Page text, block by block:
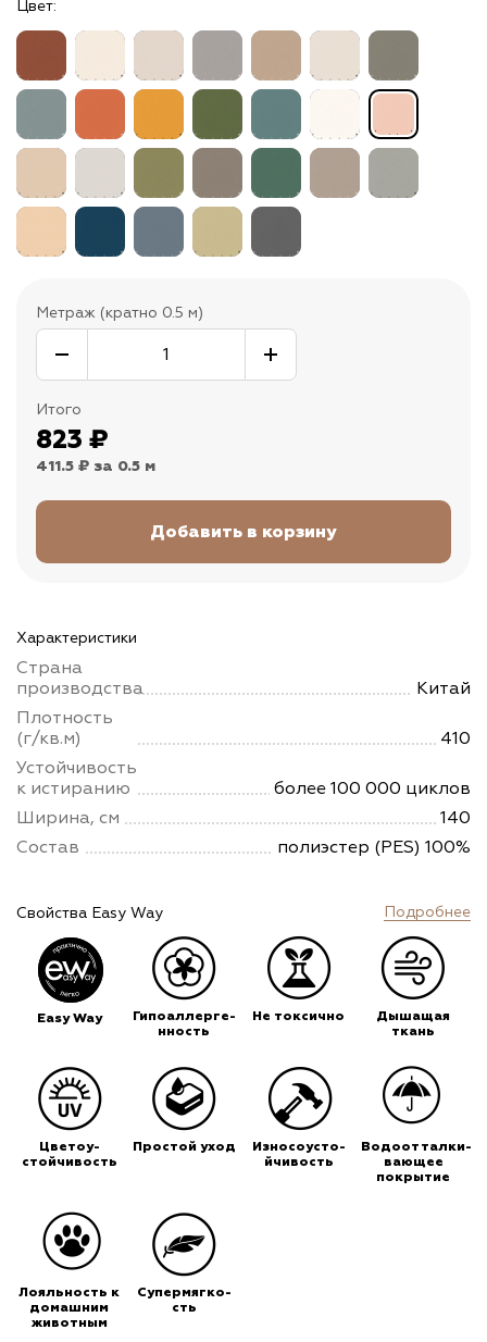
Цвет:
Метраж (кратно 0.5 м)
Итого
823 ₽
411.5 ₽ за 0.5 м
Характеристики
Страна
производства
Китай
Плотность
(г/кв.м)
410
Устойчивость
к истиранию
более 100 000 циклов
Ширина, см
140
Состав
полиэстер (PES) 100%
Свойства Easy Way Подробнее
Easy Way
Гипоаллерге-
нность
Не токсично
Дышащая
ткань
Цветоу-
стойчивость
Простой уход
Износоусто-
йчивость
Водоотталки-
вающее
покрытие
Лояльность к
домашним
животным
Супермягко-
сть